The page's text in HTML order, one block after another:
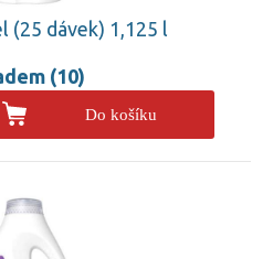
(25 dávek) 1,125 l
(10)
Do košíku